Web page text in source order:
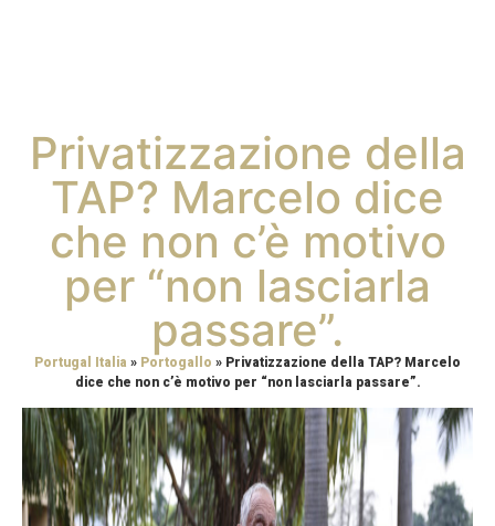
Privatizzazione della
TAP? Marcelo dice
che non c’è motivo
per “non lasciarla
passare”.
Portugal Italia » Portogallo » Privatizzazione della TAP? Marcelo
dice che non c’è motivo per “non lasciarla passare”.